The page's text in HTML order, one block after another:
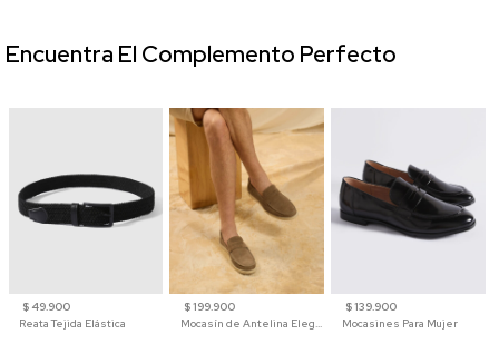
$ 49.900
Reata Tejida Elástica
$ 199.900
$ 139.900
Mocasines Para Mujer
Encuentra El Complemento Perfecto